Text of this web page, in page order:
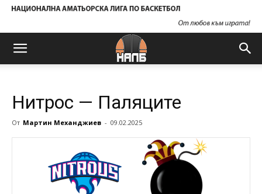
Нитрос — Паляците
От Мартин Механджиев - 09.02.2025